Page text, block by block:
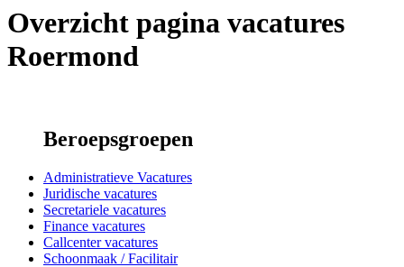
Overzicht pagina vacatures
Roermond
Beroepsgroepen
Administratieve Vacatures
Juridische vacatures
Secretariele vacatures
Finance vacatures
Callcenter vacatures
Schoonmaak / Facilitair